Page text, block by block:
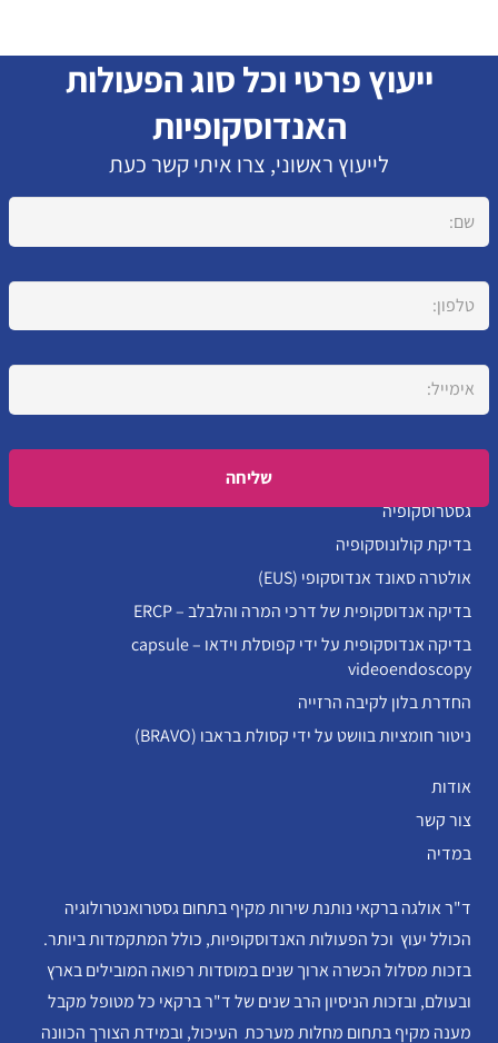
ייעוץ פרטי וכל סוג הפעולות
האנדוסקופיות
לייעוץ ראשוני, צרו איתי קשר כעת
Please leave this field empty.
גסטרוסקופיה
בדיקת קולונוסקופיה
אולטרה סאונד אנדוסקופי (EUS)
בדיקה אנדוסקופית של דרכי המרה והלבלב – ERCP
בדיקה אנדוסקופית על ידי קפוסלת וידאו – capsule
videoendoscopy
החדרת בלון לקיבה הרזייה
ניטור חומציות בוושט על ידי קסולת בראבו (BRAVO)
אודות
צור קשר
במדיה
ד"ר אולגה ברקאי נותנת שירות מקיף בתחום גסטרואנטרולוגיה
הכולל יעוץ וכל הפעולות האנדוסקופיות, כולל המתקמדות ביותר.
בזכות מסלול הכשרה ארוך שנים במוסדות רפואה המובילים בארץ
ובעולם, ובזכות הניסיון הרב שנים של ד"ר ברקאי כל מטופל מקבל
מענה מקיף בתחום מחלות מערכת העיכול, ובמידת הצורך הכוונה